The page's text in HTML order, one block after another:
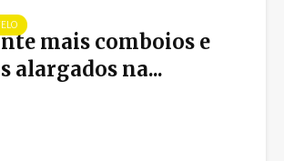
mais comboios e
alargados na...